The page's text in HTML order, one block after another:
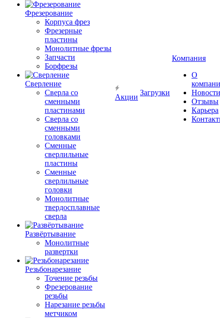
Фрезерование
Корпуса фрез
Фрезерные
пластины
Монолитные фрезы
Запчасти
Борфрезы
Сверление
Сверла со
сменными
пластинами
Сверла со
сменными
головками
Сменные
сверлильные
пластины
Сменные
сверлильные
головки
Монолитные
твердосплавные
сверла
Развёртывание
Монолитные
развертки
Резьбонарезание
Точение резьбы
Фрезерование
резьбы
Нарезание резьбы
метчиком
Акции
Загрузки
Компания
О
Новости
Отзывы
Карьера